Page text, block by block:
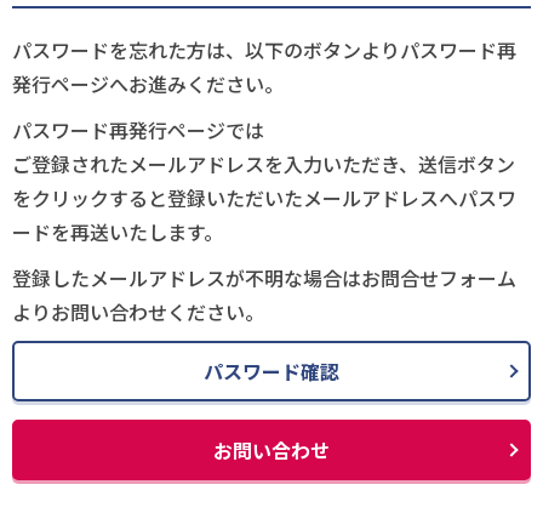
パスワードを忘れた方は、以下のボタンよりパスワード再
発行ページへお進みください。
パスワード再発行ページでは
ご登録されたメールアドレスを入力いただき、送信ボタン
をクリックすると登録いただいたメールアドレスへパスワ
ードを再送いたします。
登録したメールアドレスが不明な場合はお問合せフォーム
よりお問い合わせください。
パスワード確認
お問い合わせ